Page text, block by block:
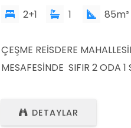
2+1 1 85m²
ÇEŞME REİSDERE
MESAFESİNDE SIFIR 2 ODA 1
4.200.000 TL-6.000.000 TL
DETAYLAR